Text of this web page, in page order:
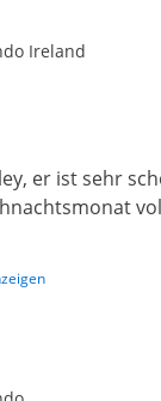
Ireland
er ist sehr